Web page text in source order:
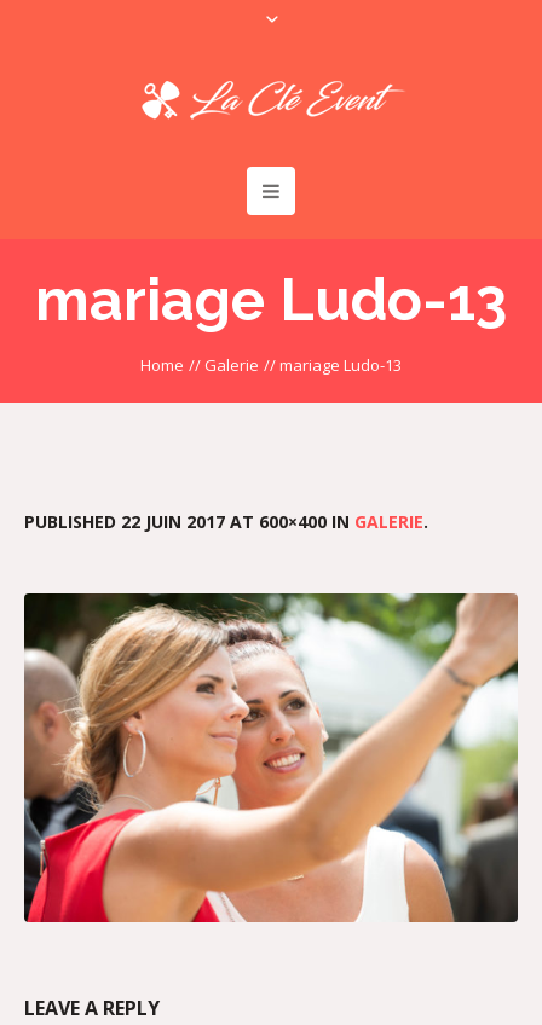
mariage Ludo-13
Home // Galerie //mariage Ludo-13
PUBLISHED 22 JUIN 2017 AT 600×400 IN GALERIE.
LEAVE A REPLY